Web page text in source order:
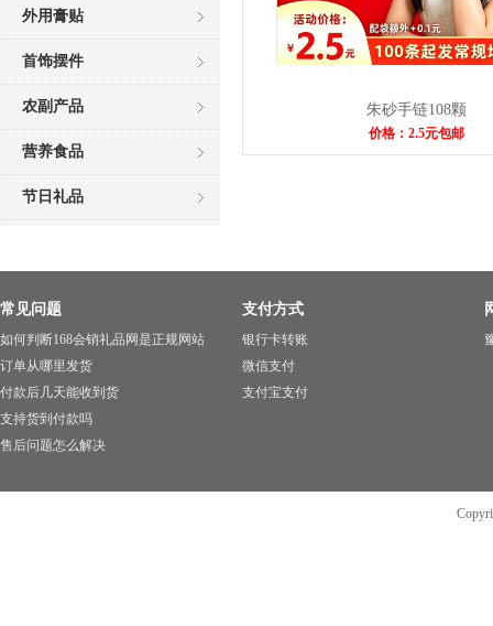
外用膏贴
首饰摆件
农副产品
营养食品
节日礼品
朱砂手链108颗
价格：2.5元包邮
常见问题
如何判断168会销礼品网是正规网站
订单从哪里发货
付款后几天能收到货
支持货到付款吗
售后问题怎么解决
支付方式
银行卡转账
微信支付
支付宝支付